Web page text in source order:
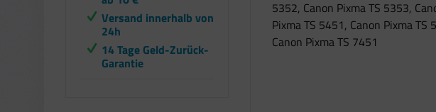
Versand innerhalb von
24h
14 Tage Geld-Zurück-
Garantie
5352, Canon Pixma TS 5353,
Pixma TS 5451, Canon Pixma
Canon Pixma TS 7451